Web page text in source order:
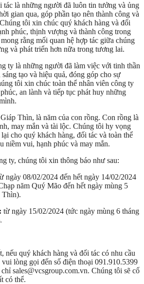
tác là những người đã luôn tin tưởng và ủng
gian qua, góp phần tạo nên thành công và
tôi xin chúc quý khách hàng và đối
phúc, thịnh vượng và thành công trong
rằng mối quan hệ hợp tác giữa chúng
và phát triển hơn nữa trong tương lai.
ty là những người đã làm việc với tinh thần
tạo và hiệu quả, đóng góp cho sự
tôi xin chúc toàn thể nhân viên công ty
an lành và tiếp tục phát huy những
Thìn, là năm của con rồng. Con rồng là
may mắn và tài lộc. Chúng tôi hy vọng
cho quý khách hàng, đối tác và toàn thể
niềm vui, hạnh phúc và may mắn.
ty, chúng tôi xin thông báo như sau:
ngày 08/02/2024 đến hết ngày 14/02/2024
năm Quý Mão đến hết ngày mùng 5
Thìn).
từ ngày 15/02/2024 (tức ngày mùng 6 tháng
nếu quý khách hàng và đối tác có nhu cầu
lòng gọi đến số điện thoại 091.910.5399
sales@vcsgroup.com.vn. Chúng tôi sẽ cố
có thể.